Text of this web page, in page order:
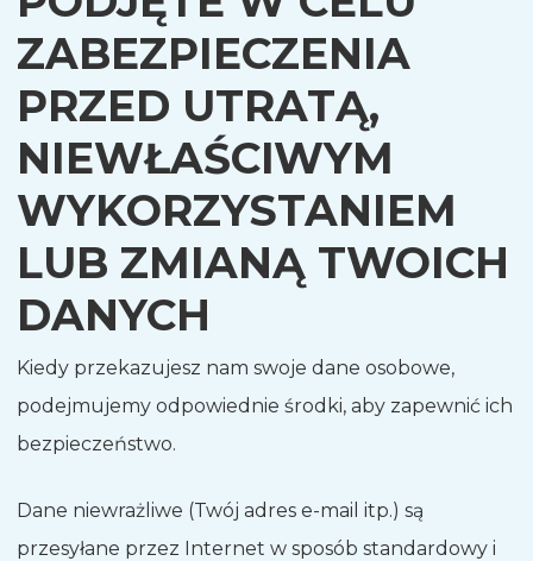
ZABEZPIECZENIA
PRZED UTRATĄ,
NIEWŁAŚCIWYM
WYKORZYSTANIEM
LUB ZMIANĄ TWOICH
DANYCH
Kiedy przekazujesz nam swoje dane osobowe,
podejmujemy odpowiednie środki, aby zapewnić ich
bezpieczeństwo.
Dane niewrażliwe (Twój adres e-mail itp.) są
przesyłane przez Internet w sposób standardowy i